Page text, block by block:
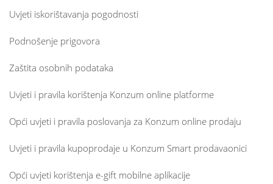
Uvjeti iskorištavanja pogodnosti
Podnošenje prigovora
Zaštita osobnih podataka
Uvjeti i pravila korištenja Konzum online platforme
Opći uvjeti i pravila poslovanja za Konzum online prodaju
Uvjeti i pravila kupoprodaje u Konzum Smart prodavaonici
Opći uvjeti korištenja e-gift mobilne aplikacije